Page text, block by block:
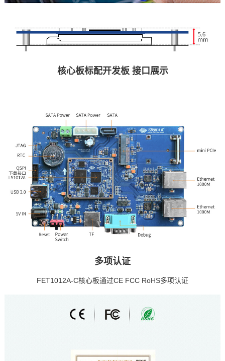
核心板标配开发板 接口展示
多项认证
FET1012A-C核心板通过CE FCC RoHS多项认证